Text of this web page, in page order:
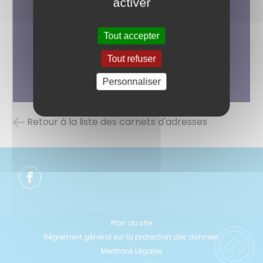
Retour à la liste des carnets d'adresses
Plan du site
Règlement général sur la protection des données
Mentions Légales
Tout accepter
Tout refuser
Personnaliser